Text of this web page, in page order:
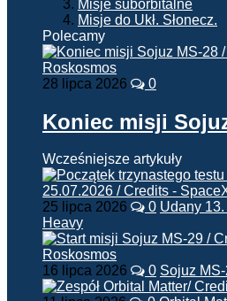
Misje suborbitalne
Misje do Ukł. Słonecz.
Polecamy
28 lipca 2026 0
Koniec misji
Wcześniejsze artykuły
25 lipca 2026 0 Udany
Heavy
16 lipca 2026 0 Sojuz